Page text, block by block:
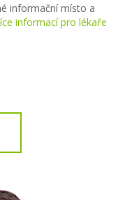
informační místo a
informací pro lékaře